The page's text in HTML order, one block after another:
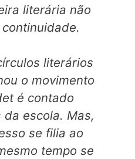
literária não
literários
o movimento
é contado
escola. Mas,
se filia ao
tempo se